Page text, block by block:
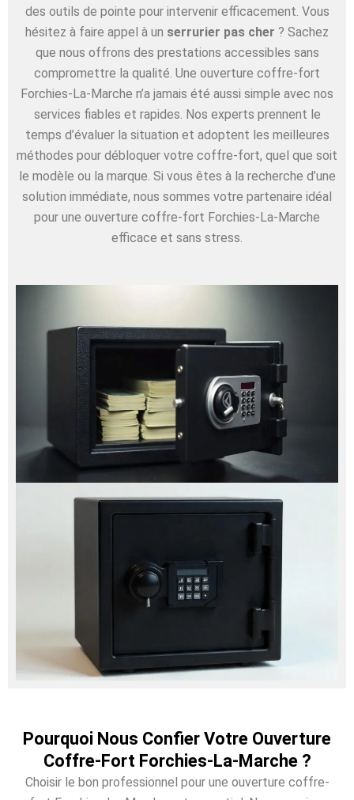
des outils de pointe pour intervenir efficacement. Vous
hésitez à faire appel à un serrurier pas cher ? Sachez
que nous offrons des prestations accessibles sans
compromettre la qualité. Une ouverture coffre-fort
Forchies-La-Marche n’a jamais été aussi simple avec nos
services fiables et rapides. Nos experts prennent le
temps d’évaluer la situation et adoptent les meilleures
méthodes pour débloquer votre coffre-fort, quel que soit
le modèle ou la marque. Si vous êtes à la recherche d’une
solution immédiate, nous sommes votre partenaire idéal
pour une ouverture coffre-fort Forchies-La-Marche
efficace et sans stress.
Pourquoi Nous Confier Votre Ouverture
Coffre-Fort Forchies-La-Marche ?
Choisir le bon professionnel pour une ouverture coffre-